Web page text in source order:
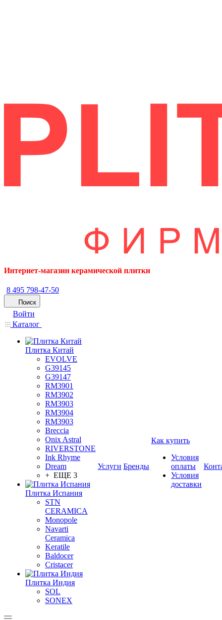
Интернет-магазин керамической плитки
8 495 798-47-50
Поиск
Войти
Каталог
Плитка Китай
EVOLVE
G39145
G39147
RM3901
RM3902
RM3903
RM3904
RM3903
Breccia
Onix Astral
RIVERSTONE
Ink Rhyme
Dream
+ ЕЩЕ 3
Плитка Испания
STN
CERAMICA
Monopole
Navarti
Ceramica
Keratile
Baldocer
Cristacer
Плитка Индия
SOL
SONEX
Услуги Бренды
Как купить
Условия
оплаты
Условия
доставки